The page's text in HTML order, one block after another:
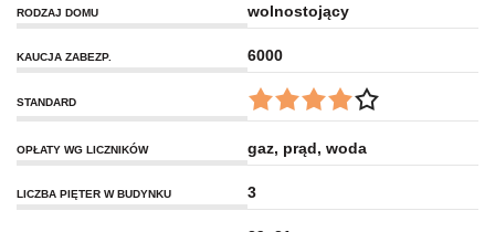
RODZAJ DOMU wolnostojący
KAUCJA ZABEZP. 6000
STANDARD
OPŁATY WG LICZNIKÓW gaz, prąd, woda
LICZBA PIĘTER W BUDYNKU 3